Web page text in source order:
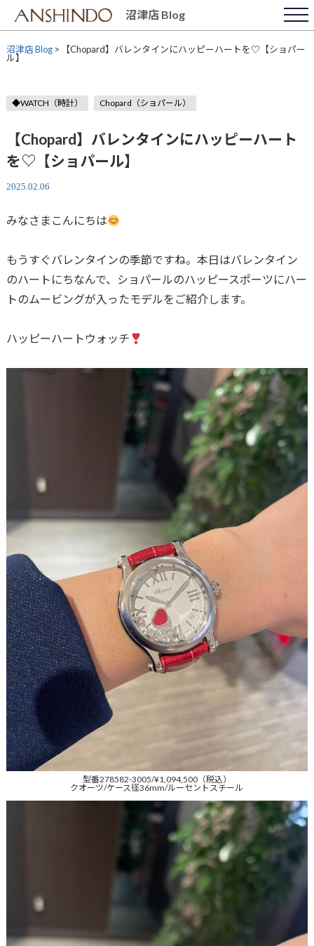
content
沼津店 Blog
沼津店 Blog> 【Chopard】バレンタインにハッピーハートを♡【ショパー
ル】
◆WATCH（時計） Chopard（ショパール）
【Chopard】バレンタインにハッピーハート
を♡【ショパール】
2025.02.06
みなさまこんにちは
もうすぐバレンタインの季節ですね。本日はバレンタイン
のハートにちなんで、ショパールのハッピースポーツにハー
トのムービングが入ったモデルをご紹介します。
ハッピーハートウォッチ
型番278582-3005/¥1,094,500（税込）
クオーツ/ケース径36mm/ルーセントスチール